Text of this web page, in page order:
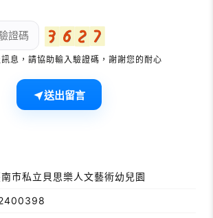
南市私立貝思樂人文藝術幼兒園
息，請協助輸入驗證碼，謝謝您的耐心
送出留言